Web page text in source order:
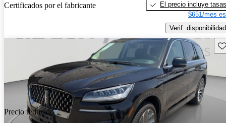
Certificados por el fabricante
El precio incluye tasas
$651/mes
Verif. disponibilidad
Precio reducido